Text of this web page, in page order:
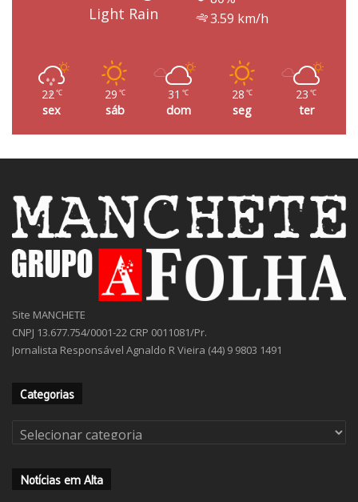
Light Rain
3.59 km/h
22 ℃
sex
29 ℃
sáb
31 ℃
dom
28 ℃
seg
23 ℃
ter
Site MANCHETE
CNPJ 13.677.754/0001-22 CRP 0011081/Pr.
Jornalista Responsável Agnaldo R Vieira (44) 9 9803 1491
Categorias
Categorias
Notícias em Alta